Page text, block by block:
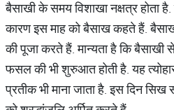
बैसाखी के समय विशाखा नक्षत्र होता है.
कारण इस माह को बैसाख कहते हैं.
की पूजा करते हैं. मान्यता है कि
फसल की भी शुरुआत होती है. यह
प्रतीक भी माना जाता है. इस दिन सिख